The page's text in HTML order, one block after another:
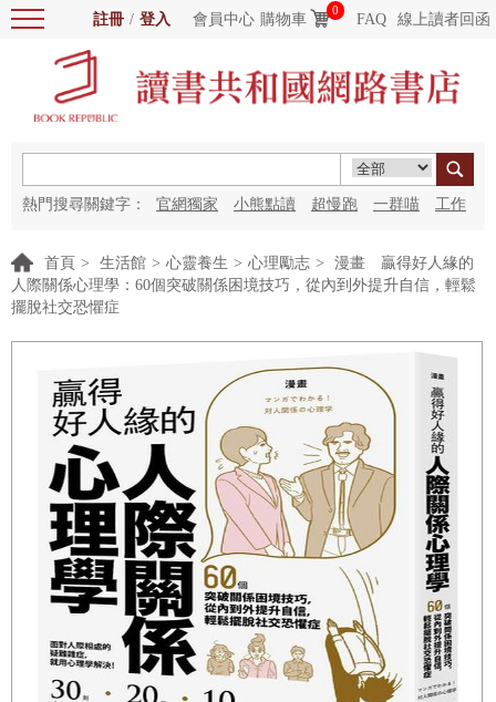
註冊 / 登入 會員中心 購物車
0
FAQ 線上讀者回函
熱門搜尋關鍵字： 官網獨家 小熊點讀 超慢跑 一群喵 工作
首頁 > 生活館 > 心靈養生 > 心理勵志 >
漫畫 贏得好人緣的
人際關係心理學：60個突破關係困境技巧，從內到外提升自信，輕鬆
擺脫社交恐懼症